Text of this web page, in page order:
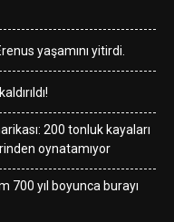
yaşamını yitirdi.
200 tonluk kayaları
oynatamıyor
700 yıl boyunca burayı